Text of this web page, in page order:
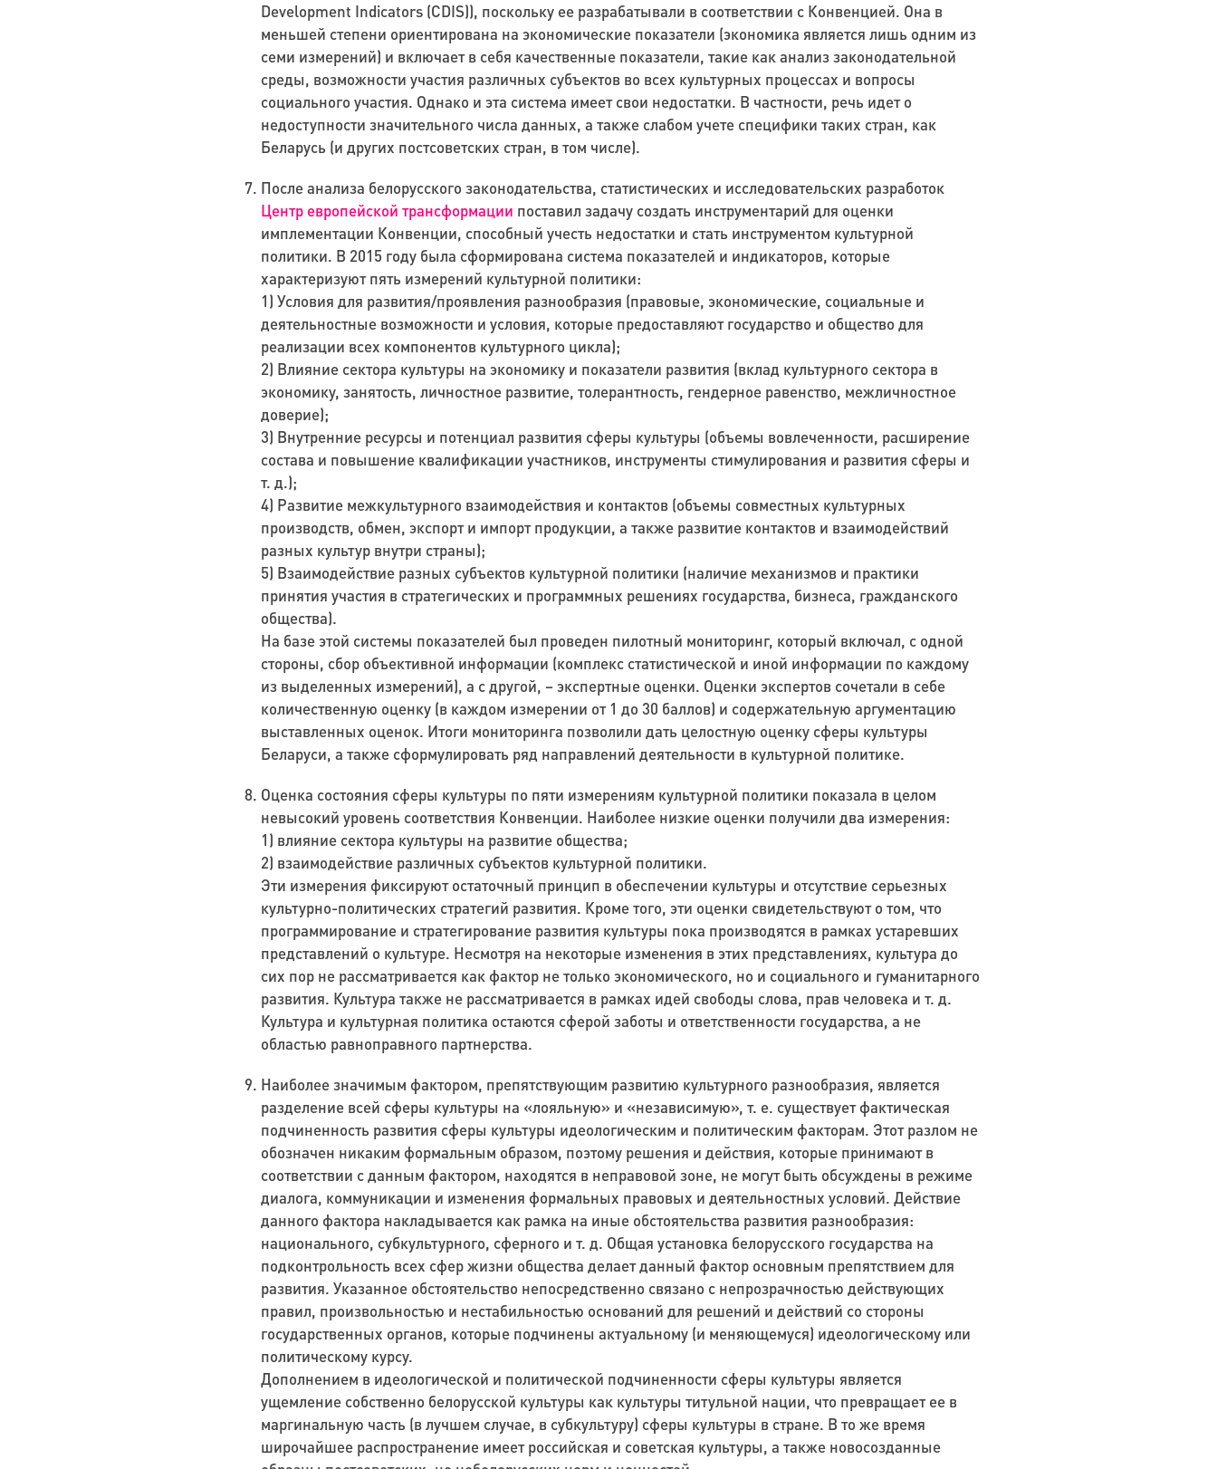
Development Indicators (CDIS)), поскольку ее разрабатывали в соответствии с Конвенцией. Она в
меньшей степени ориентирована на экономические показатели (экономика является лишь одним из
семи измерений) и включает в себя качественные показатели, такие как анализ законодательной
среды, возможности участия различных субъектов во всех культурных процессах и вопросы
социального участия. Однако и эта система имеет свои недостатки. В частности, речь идет о
недоступности значительного числа данных, а также слабом учете специфики таких стран, как
Беларусь (и других постсоветских стран, в том числе).
После анализа белорусского законодательства, статистических и исследовательских разработок
Центр европейской трансформации поставил задачу создать инструментарий для оценки
имплементации Конвенции, способный учесть недостатки и стать инструментом культурной
политики. В 2015 году была сформирована система показателей и индикаторов, которые
характеризуют пять измерений культурной политики:
1)Условия для развития/проявления разнообразия (правовые, экономические, социальные и
деятельностные возможности и условия, которые предоставляют государство и общество для
реализации всех компонентов культурного цикла);
2) Влияние сектора культуры на экономику и показатели развития (вклад культурного сектора в
экономику, занятость, личностное развитие, толерантность, гендерное равенство, межличностное
доверие);
3) Внутренние ресурсы и потенциал развития сферы культуры (объемы вовлеченности, расширение
состава и повышение квалификации участников, инструменты стимулирования и развития сферы и
т. д.);
4) Развитие межкультурного взаимодействия и контактов (объемы совместных культурных
производств, обмен, экспорт и импорт продукции, а также развитие контактов и взаимодействий
разных культур внутри страны);
5) Взаимодействие разных субъектов культурной политики (наличие механизмов и практики
принятия участия в стратегических и программных решениях государства, бизнеса, гражданского
общества).
На базе этой системы показателей был проведен пилотный мониторинг, который включал, с одной
стороны, сбор объективной информации (комплекс статистической и иной информации по каждому
из выделенных измерений), а с другой, – экспертные оценки. Оценки экспертов сочетали в себе
количественную оценку (в каждом измерении от 1 до 30 баллов) и содержательную аргументацию
выставленных оценок. Итоги мониторинга позволили дать целостную оценку сферы культуры
Беларуси, а также сформулировать ряд направлений деятельности в культурной политике.
Оценка состояния сферы культуры по пяти измерениям культурной политики показала в целом
невысокий уровень соответствия Конвенции. Наиболее низкие оценки получили два измерения:
1) влияние сектора культуры на развитие общества;
2) взаимодействие различных субъектов культурной политики.
Эти измерения фиксируют остаточный принцип в обеспечении культуры и отсутствие серьезных
культурно-политических стратегий развития. Кроме того, эти оценки свидетельствуют о том, что
программирование и стратегирование развития культуры пока производятся в рамках устаревших
представлений о культуре. Несмотря на некоторые изменения в этих представлениях, культура до
сих пор не рассматривается как фактор не только экономического, но и социального и гуманитарного
развития. Культура также не рассматривается в рамках идей свободы слова, прав человека и т. д.
Культура и культурная политика остаются сферой заботы и ответственности государства, а не
областью равноправного партнерства.
Наиболее значимым фактором, препятствующим развитию культурного разнообразия, является
разделение всей сферы культуры на «лояльную» и «независимую», т. е. существует фактическая
подчиненность развития сферы культуры идеологическим и политическим факторам. Этот разлом не
обозначен никаким формальным образом, поэтому решения и действия, которые принимают в
соответствии с данным фактором, находятся в неправовой зоне, не могут быть обсуждены в режиме
диалога, коммуникации и изменения формальных правовых и деятельностных условий. Действие
данного фактора накладывается как рамка на иные обстоятельства развития разнообразия:
национального, субкультурного, сферного и т. д. Общая установка белорусского государства на
подконтрольность всех сфер жизни общества делает данный фактор основным препятствием для
развития. Указанное обстоятельство непосредственно связано с непрозрачностью действующих
правил, произвольностью и нестабильностью оснований для решений и действий со стороны
государственных органов, которые подчинены актуальному (и меняющемуся) идеологическому или
политическому курсу.
Дополнением в идеологической и политической подчиненности сферы культуры является
ущемление собственно белорусской культуры как культуры титульной нации, что превращает ее в
маргинальную часть (в лучшем случае, в субкультуру) сферы культуры в стране. В то же время
широчайшее распространение имеет российская и советская культуры, а также новосозданные